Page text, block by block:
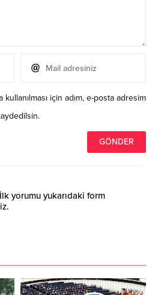
için adım, e-posta adresim
yorumu yukarıdaki form